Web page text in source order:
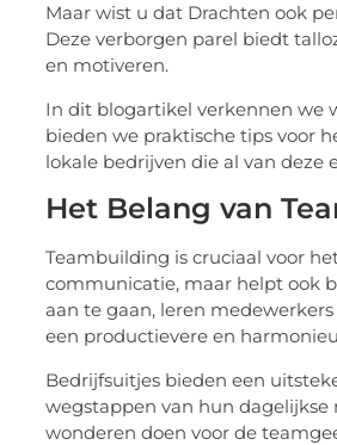
Maar wist u dat Drachten ook
Deze verborgen parel biedt
en motiveren.
In dit blogartikel verkennen we
bieden we praktische tips voor
lokale bedrijven die al van
Het Belang van
Teambuilding is cruciaal voor
communicatie, maar helpt ook
aan te gaan, leren
een productievere en
Bedrijfsuitjes bieden een
wegstappen van hun
wonderen doen voor de